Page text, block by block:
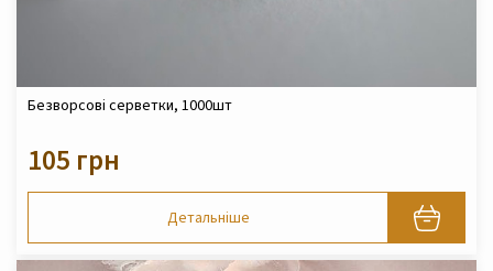
Безворсові серветки, 1000шт
105 грн
Детальніше